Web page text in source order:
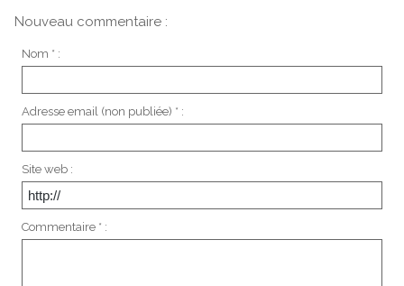
Nouveau commentaire :
Nom * :
Adresse email (non publiée) * :
Site web :
Commentaire * :